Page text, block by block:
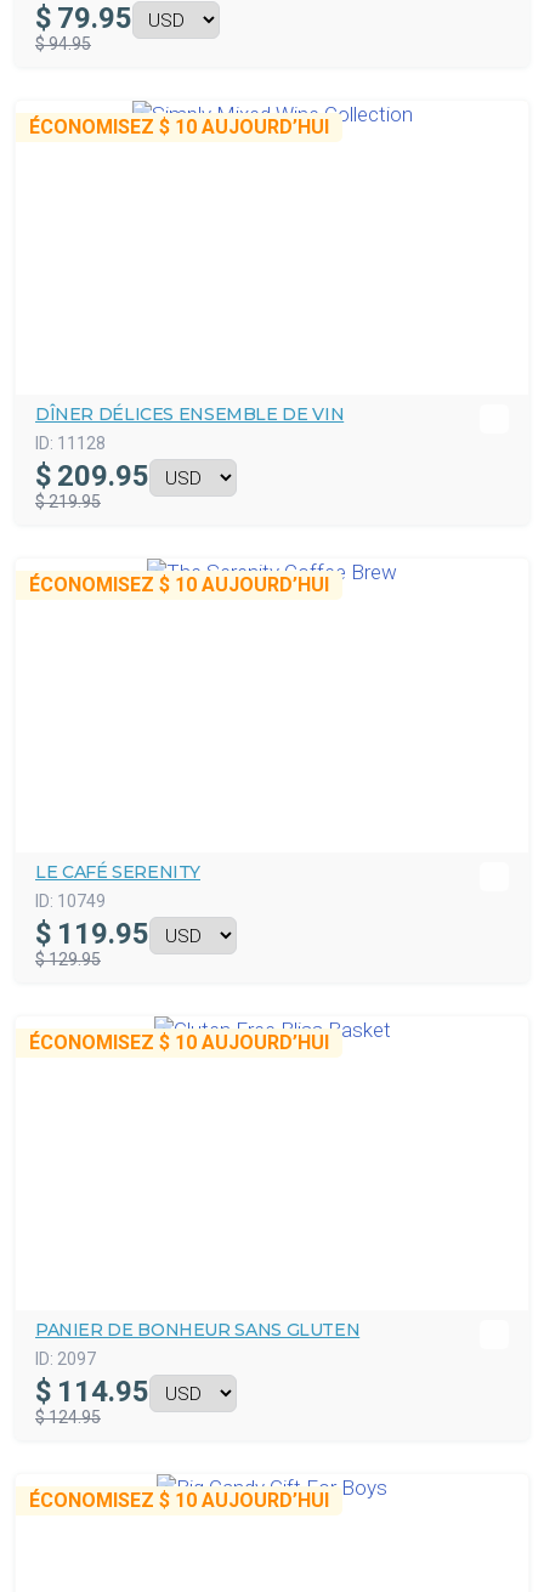
$ 79.95
$ 94.95
ÉCONOMISEZ $ 10 AUJOURD’HUI
DÎNER DÉLICES ENSEMBLE DE VIN
ID: 11128
$ 209.95
$ 219.95
ÉCONOMISEZ $ 10 AUJOURD’HUI
LE CAFÉ SERENITY
ID: 10749
$ 119.95
$ 129.95
ÉCONOMISEZ $ 10 AUJOURD’HUI
PANIER DE BONHEUR SANS GLUTEN
ID: 2097
$ 114.95
$ 124.95
ÉCONOMISEZ $ 10 AUJOURD’HUI